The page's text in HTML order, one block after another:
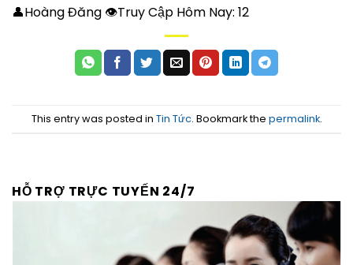
👤Hoàng Đăng 👁Truy Cập Hôm Nay: 12
This entry was posted in Tin Tức. Bookmark the permalink.
HỖ TRỢ TRỰC TUYẾN 24/7